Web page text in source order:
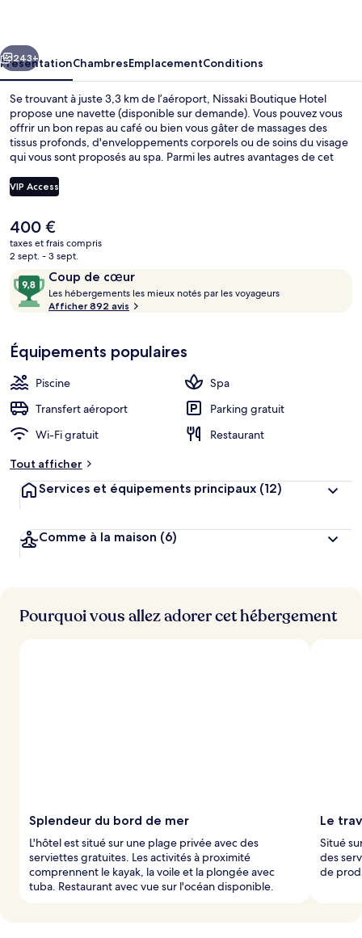
Suivant
243+
PrésentationChambresEmplacementConditions
Se trouvant à juste 3,3 km de l’aéroport, Nissaki Boutique Hotel
propose une navette (disponible sur demande). Vous pouvez vous
offrir un bon repas au café ou bien vous gâter de massages des
tissus profonds, d'enveloppements corporels ou de soins du visage
qui vous sont proposés au spa. Parmi les autres avantages de cet
remise en forme et une salle de fitness, l'idéal pour des vacances
sans soucis. Les autres voyageurs ne tarissent pas d'éloges en ce qui
VIP Access
Le
prix
actuel
de
400 €.
400 €
taxes et frais compris
2 sept. - 3 sept.
Avis
voyageurs
Coup de cœur
9,8
sur
10,
cœur
Les hébergements les mieux notés par les voyageurs
r
n
i
e
Afficher 892 avis
Équipements populaires
Piscine
Spa
Transfert aéroport
Parking gratuit
Wi-Fi gratuit
Restaurant
Tout afficher
Services et équipements principaux (12)
Comme à la maison (6)
Pourquoi vous allez adorer cet hébergement
Splendeur du bord de mer
L'hôtel est situé sur une plage privée avec des
serviettes gratuites. Les activités à proximité
comprennent le kayak, la voile et la plongée avec
tuba. Restaurant avec vue sur l'océan disponible.
Le
Situé
des
de